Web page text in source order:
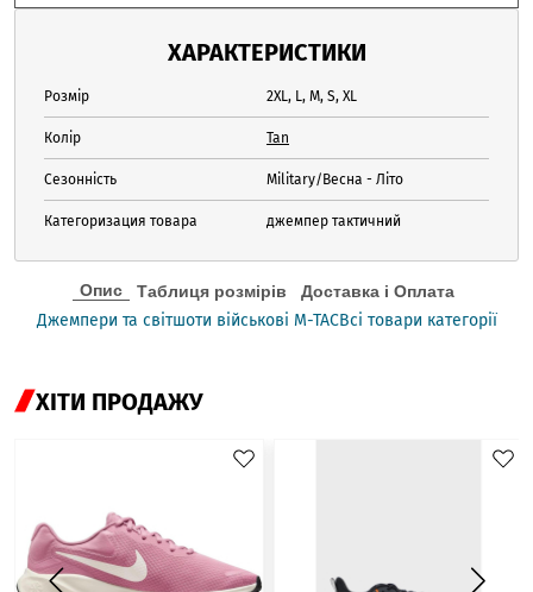
ХАРАКТЕРИСТИКИ
Розмір 2XL, L, M, S, XL
Колір Tan
Сезонність Military/Весна - Літо
Категоризация товара джемпер тактичний
Опис Таблиця розмірів Доставка і Оплата
Джемпери та світшоти військові M-TACВсі товари категорії
ХІТИ ПРОДАЖУ